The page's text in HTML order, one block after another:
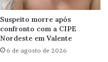
Suspeito morre após
confronto com a CIPE
Nordeste em Valente
6 de agosto de 2026